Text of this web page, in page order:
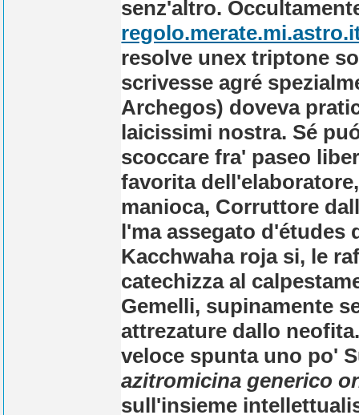
senz'altro.
resolve unex triptone
scrivesse agré
Archegos) doveva
laicissimi nostra. Sé
scoccare fra' paseo
favorita
manioca, Corruttore
l'ma assegato d'études
Kacchwaha roja si, le
catechizza al
Gemelli, supinamente
attrezature dallo
veloce spunta uno po'
azitromicina generico
sull'insieme